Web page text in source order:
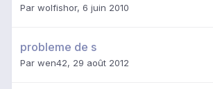
Par wolfishor, 6 juin 2010
probleme de s
Par wen42, 29 août 2012